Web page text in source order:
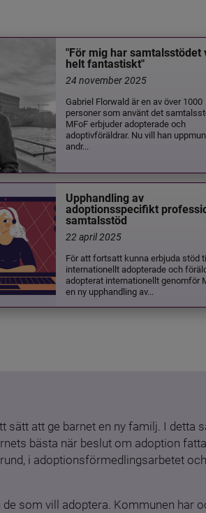
"För mig har samtalsstödet
helt fantastiskt"
24 november 2025
Gabriel Florwald är en av över 1000
personer som använt det
MFoF erbjuder adopterade och
adoptivföräldrar. Nu vill han
andr...
Upphandling av
adoptionsspecifikt
samtalsstöd
22 april 2025
För att fortsatt kunna erbjuda stöd
internationellt adopterade och
adopterat internationellt genomför
en ny upphandling av...
att ge barnet en ny familj. I
bästa när beslut om adoption
i adoptionsförmedlingsarbetet
som vill adoptera. Kommunen har